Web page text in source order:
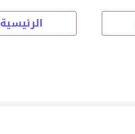
الرئيسية